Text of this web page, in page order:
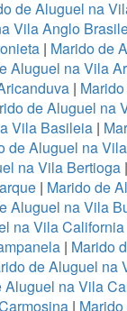
de Aluguel na
Vila Anglo
| Marido de
Aluguel na Vila
|
de Aluguel na
Vila Basileia |
de Aluguel na
na Vila Bertioga|
| Marido de
Aluguel na Vila
na Vila California
| Marido
de Aluguel na
Aluguel na Vila
|